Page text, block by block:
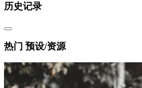
历史记录
热门 预设/资源